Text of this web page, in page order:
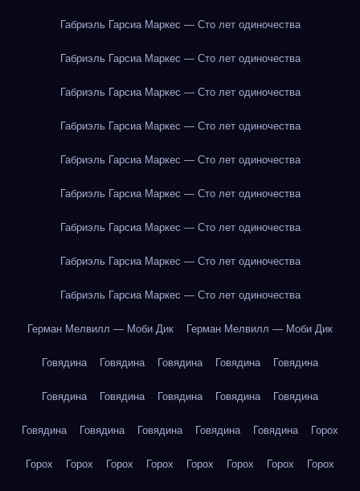
Габриэль Гарсиа Маркес — Сто лет одиночества
Габриэль Гарсиа Маркес — Сто лет одиночества
Габриэль Гарсиа Маркес — Сто лет одиночества
Габриэль Гарсиа Маркес — Сто лет одиночества
Габриэль Гарсиа Маркес — Сто лет одиночества
Габриэль Гарсиа Маркес — Сто лет одиночества
Габриэль Гарсиа Маркес — Сто лет одиночества
Габриэль Гарсиа Маркес — Сто лет одиночества
Габриэль Гарсиа Маркес — Сто лет одиночества
Герман Мелвилл — Моби Дик Герман Мелвилл — Моби Дик
Говядина Говядина Говядина Говядина Говядина
Говядина Говядина Говядина Говядина Говядина
Говядина Говядина Говядина Говядина Говядина Горох
Горох Горох Горох Горох Горох Горох Горох Горох